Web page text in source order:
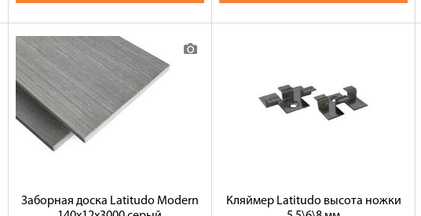
Заборная доска Latitudo Modern
Кляймер Latitudo высота ножки